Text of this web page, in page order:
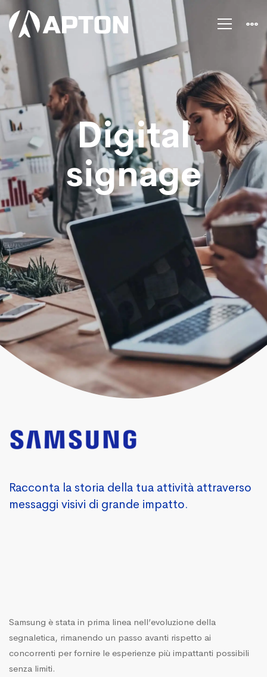
Display
digital
signage
Digital
signage
Racconta la storia della tua attività attraverso
messaggi visivi di grande impatto.
Samsung è stata in prima linea nell’evoluzione della
segnaletica, rimanendo un passo avanti rispetto ai
concorrenti per fornire le esperienze più impattanti possibili
senza limiti.